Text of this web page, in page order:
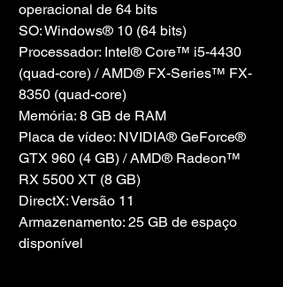
operacional de 64 bits
SO: Windows® 10 (64 bits)
Processador: Intel® Core™ i5-4430
(quad-core) / AMD® FX-Series™ FX-
8350 (quad-core)
Memória: 8 GB de RAM
Placa de vídeo: NVIDIA® GeForce®
GTX 960 (4 GB) / AMD® Radeon™
RX 5500 XT (8 GB)
DirectX: Versão 11
Armazenamento: 25 GB de espaço
disponível